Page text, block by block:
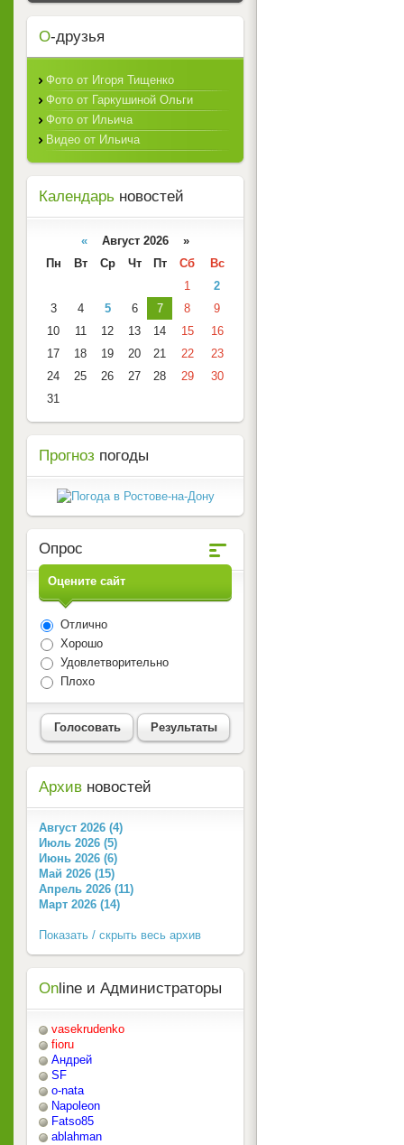
О-друзья
Фото от Игоря Тищенко
Фото от Гаркушиной Ольги
Фото от Ильича
Видео от Ильича
Календарь новостей
« Август 2026 »
Пн
Вт Ср Чт Пт Сб
Вс
1
2
3
4 5 6 7 8
9
10
11 12 13 14 15
16
17
18 19 20 21 22
23
24
25 26 27 28 29
30
31
Прогноз погоды
Опрос
Оцените сайт
Отлично
Хорошо
Удовлетворительно
Плохо
Голосовать Результаты
Архив новостей
Август 2026 (4)
Июль 2026 (5)
Июнь 2026 (6)
Май 2026 (15)
Апрель 2026 (11)
Март 2026 (14)
Показать / скрыть весь архив
On line и Администраторы
vasekrudenko
fioru
Андрей
SF
o-nata
Napoleon
Fatso85
ablahman